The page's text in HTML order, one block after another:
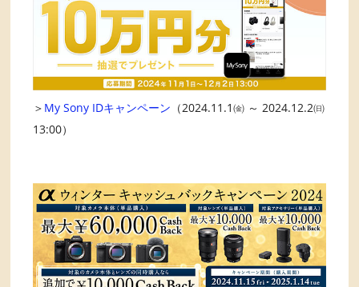
＞ My Sony IDキャンペーン （2024.11.1㈮ ～ 2024.12.2㈰
13:00）